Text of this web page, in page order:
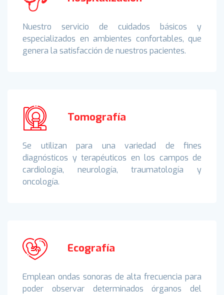
Nuestro servicio de cuidados básicos y
especializados en ambientes confortables, que
genera la satisfacción de nuestros pacientes.
Tomografía
Se utilizan para una variedad de fines
diagnósticos y terapéuticos en los campos de
cardiología, neurología, traumatología y
oncología.
Ecografía
Emplean ondas sonoras de alta frecuencia para
poder observar determinados órganos del